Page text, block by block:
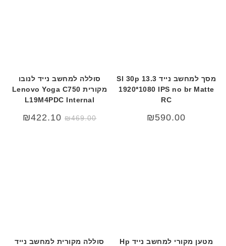
מסך למחשב נייד 13.3 Sl 30p
1920*1080 IPS no br Matte
RC
₪590.00
סוללה למחשב נייד לנובו
מקורית Lenovo Yoga C750
L19M4PDC Internal
₪469.00
₪422.10
מטען מקורי למחשב נייד Hp
סוללה מקורית למחשב נייד